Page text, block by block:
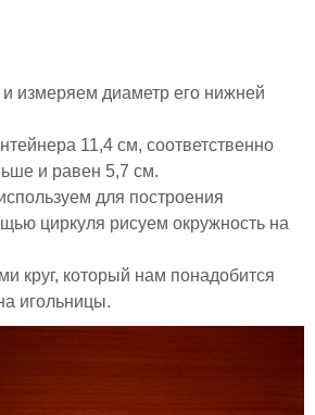
измеряем диаметр его нижней
11,4 см, соответственно
и равен 5,7 см.
для построения
циркуля рисуем окружность на
круг, который нам понадобится
игольницы.